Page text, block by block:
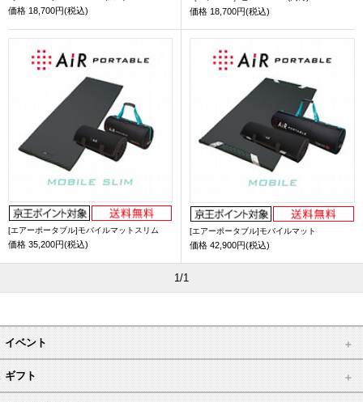
価格 18,700円(税込) 価格 18,700円(税込)
[エアーポータブル]モバイルマットスリム
価格 35,200円(税込)
[エアーポータブル]モバイルマット
価格 42,900円(税込)
1/1
イベント
ギフト